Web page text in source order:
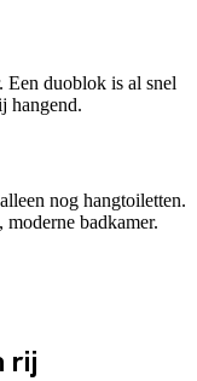
Een duoblok is al snel
hangend.
nog hangtoiletten.
badkamer.
rij